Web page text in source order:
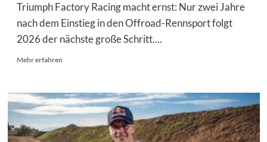
Triumph Factory Racing macht ernst: Nur zwei Jahre
nach dem Einstieg in den Offroad-Rennsport folgt
2026 der nächste große Schritt....
Mehr erfahrenMehr
Triumph
mit
Jordon
Smith
und